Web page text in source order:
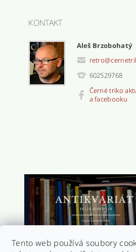
KONTAKT
Aleš Brzobohatý
retro@
602529768
Černé triko
a facebooku
Náš antikvariát Naše videa
Tento web používá soubory